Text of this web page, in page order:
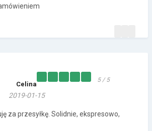
Celina
5 / 5
2019-01-15
za przesyłkę. Solidnie, ekspresowo,